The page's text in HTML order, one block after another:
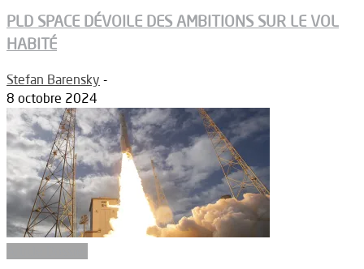
PLD SPACE DÉVOILE DES AMBITIONS SUR LE VOL
HABITÉ
Stefan Barensky -
8 octobre 2024